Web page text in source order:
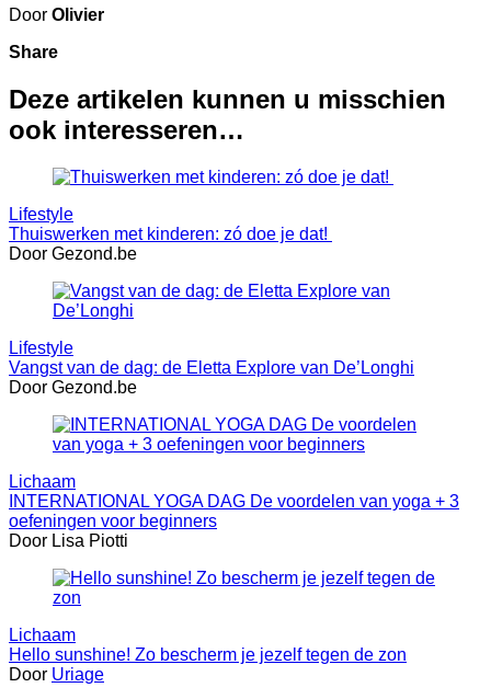
Door Olivier
Share
Deze artikelen kunnen u misschien
ook interesseren…
Lifestyle
Thuiswerken met kinderen: zó doe je dat!
Door Gezond.be
Lifestyle
Vangst van de dag: de Eletta Explore van De’Longhi
Door Gezond.be
Lichaam
INTERNATIONAL YOGA DAG De voordelen van yoga + 3
oefeningen voor beginners
Door Lisa Piotti
Lichaam
Hello sunshine! Zo bescherm je jezelf tegen de zon
Door Uriage